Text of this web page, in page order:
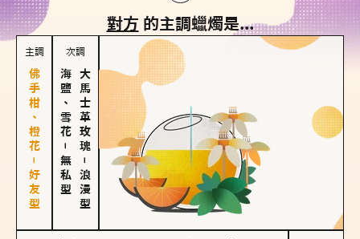
對方 的主調蠟燭是...
主調
佛手柑、橙花－好友型
次調
海鹽、雪花
－
無私型
大馬士革玫瑰
－
浪漫型